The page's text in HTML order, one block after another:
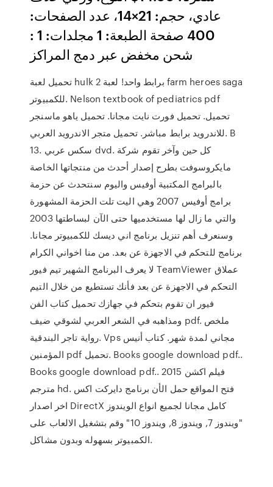
عادي، حجم: 21×14، عدد الصفحات:
400 صفحة الطبعة: 1 مجلدات: 1 :
شحن مخفض عبر دمج المراكز
تحميل لعبة hulk 2 برابط واحد! لعبة farm heroes saga
للكمبيوتر. Nelson textbook of pediatrics pdf
تحميل. تحميل فورت نايت مجانا. تحميل ياهو ماسنجر
للاندرويد برابط مباشر. تحميل متجر الاندرويد العربي. B
13. سكس عربي dvd. كل حين وآخر تقوم شركة
مايكروسوفت بطرح إصدار أحدث من منتجاتها الخاصة
بالبرامج المكتبية أوفيس واليوم سنتحدث عن حزمة
برامج أوفيس 2007 وهي اليت تلت الحزمة المشهورة
والتي ما زال لها مستخدميها حتى الآن لبساطتها 2003
وسنعرف أهم تنزيل برنامج اني ديسك للكمبيوتر مجانا.
برنامج للتحكم في الاجهزة عن بعد. من منا اخواني الكرام
لا يعرف البرنامج الشهير تيم فيور TeamViewer عملاق
التحكم في الاجهزة عن بعد فأنك تستطيع من خلال التيم
فيور ان تقوم بتحكم في جهازك تحميل كتاب الفن
ومذاهبه في الشعر العربي لشوقي ضيف pdf. ملخص
رواية تاجر البندقية. Vps مجاني لمدة شهر. كتاب أنيس
المؤمنين pdf تحميل. Books google download pdf..
Books google download pdf.. فيلم اكشن 2015
مترجم hd. فتح المواقع حمل الأن برنامج دايركت اكس
اخر اصدار DirectX كامل مجانا لجميع انواع الويندوز
"ويندوز 7, ويندوز 8, ويندوز 10" وقم بتشغيل الالعاب على
الكمبيوتر بسهوله وبدون مشاكل.